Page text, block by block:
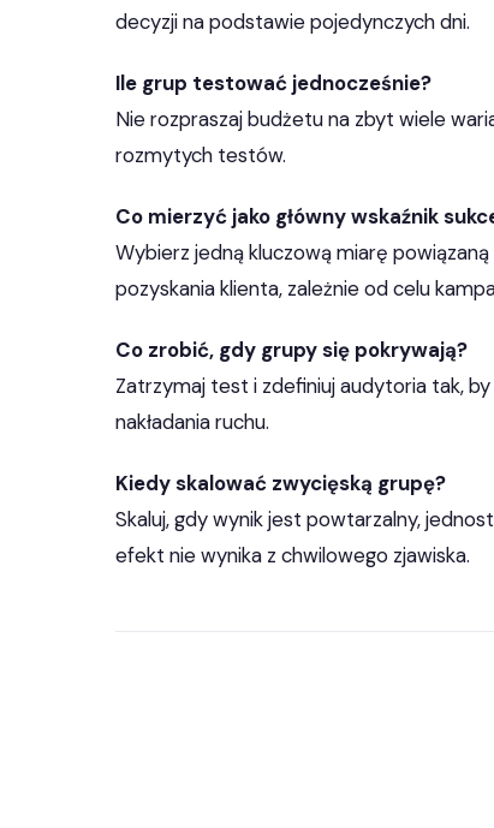
decyzji na podstawie pojedynczych dni.
Ile grup testować jednocześnie?
Nie rozpraszaj budżetu na zbyt wiele
rozmytych testów.
Co mierzyć jako główny wskaźnik
Wybierz jedną kluczową miarę
pozyskania klienta, zależnie od celu
Co zrobić, gdy grupy się pokrywają?
Zatrzymaj test i zdefiniuj audytoria tak,
nakładania ruchu.
Kiedy skalować zwycięską grupę?
Skaluj, gdy wynik jest powtarzalny,
efekt nie wynika z chwilowego zjawiska.